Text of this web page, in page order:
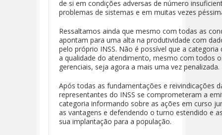
de si em condições adversas de número
problemas de sistemas e em muitas vezes
Ressaltamos ainda que mesmo com todas as
apontam para uma alta na produtividade com
pelo próprio INSS. Não é possível que a
a qualidade do atendimento, mesmo com todos
gerenciais, seja agora a mais uma vez penalizada.
Após todas as fundamentações e reivindicações
representantes do INSS se comprometeram a
categoria informando sobre as ações em curso
as vantagens e defendendo o turno estendido e
sua implantação para a população.